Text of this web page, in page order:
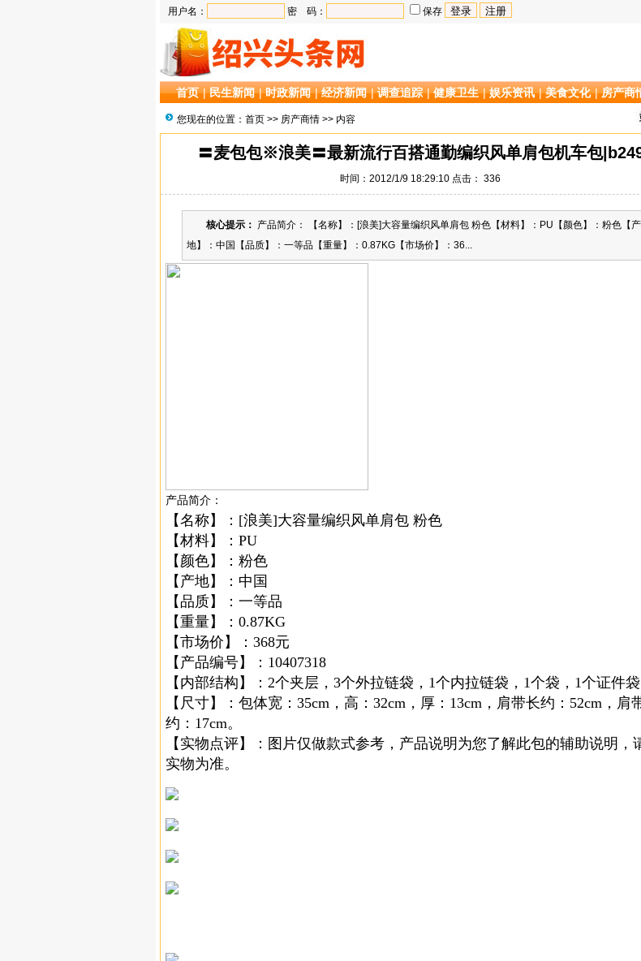
用户名： 密 码： 保存
首页 |民生新闻 |时政新闻 |经济新闻 |调查追踪 |健康卫生 |娱乐资讯 |美食文化 |房产商
您现在的位置： 首页 >> 房产商情 >> 内容
〓麦包包※浪美〓最新流行百搭通勤编织风单肩包机车包
时间：2012/1/9 18:29:10 点击： 336
核心提示： 产品简介： 【名称】：[浪美]大容量编织风单肩包 粉色【材料】：PU【颜色】：粉色【产
地】：中国【品质】：一等品【重量】：0.87KG【市场价】：36...
产品简介：
【名称】：[浪美]大容量编织风单肩包 粉色
【材料】：PU
【颜色】：粉色
【产地】：中国
【品质】：一等品
【重量】：0.87KG
【市场价】：368元
【产品编号】：10407318
【内部结构】：2个夹层，3个外拉链袋，1个内拉链袋，1个袋，1个证件袋
【尺寸】：包体宽：35cm，高：32cm，厚：13cm，肩带长约：52cm，肩
约：17cm。
【实物点评】：图片仅做款式参考，产品说明为您了解此包的辅助说明，
实物为准。